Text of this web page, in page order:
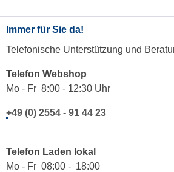
Immer für Sie da!
Telefonische Unterstützung und
Telefon Webshop
Mo - Fr 8:00 - 12:30 Uhr
+49 (0) 2554 - 91 44 23
Telefon Laden lokal
Mo - Fr 08:00 - 18:00